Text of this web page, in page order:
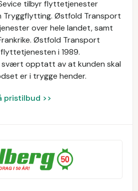
tilbyr flyttetjenester
Tryggflytting. Østfold Transport
over hele landet, samt
Østfold Transport
i 1989.
svært opptatt av at kunden skal
er i trygge hender.
pristilbud >>